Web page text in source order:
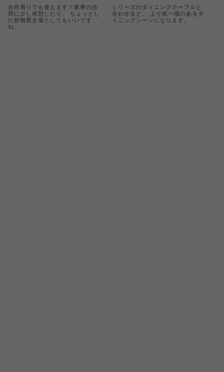
台所周りでも使えます！家事の合
間に少し休憩したり、 ちょっとし
た荷物置き場としてもいいです
ね。
シリーズのダイニングテーブルと
合わせると、 より統一感のあるダ
イニングシーンになります。